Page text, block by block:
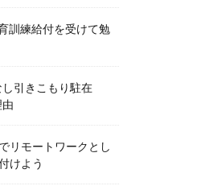
訓練給付を受けて勉
引きこもり駐在
リモートワークとし
けよう